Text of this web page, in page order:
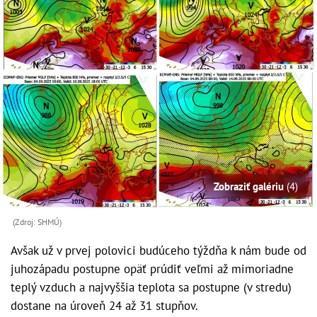
Zobraziť galériu (4)
(Zdroj: SHMÚ)
Avšak už v prvej polovici budúceho týždňa k nám bude od
juhozápadu postupne opäť prúdiť veľmi až mimoriadne
teplý vzduch a najvyššia teplota sa postupne (v stredu)
dostane na úroveň 24 až 31 stupňov.